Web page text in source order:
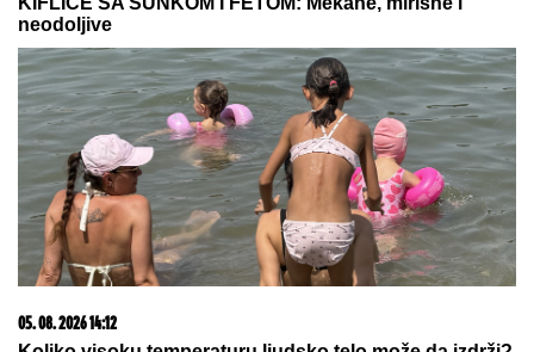
05. 08. 2026 06:45
Šta dete nasleđuje od oca, a šta od majke? Sve što
treba da znate o genetici